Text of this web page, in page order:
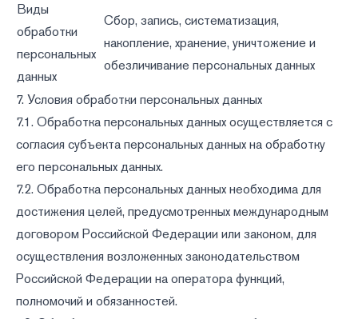
Виды
обработки
персональных
данных
Сбор, запись, систематизация,
накопление, хранение, уничтожение и
обезличивание персональных данных
7. Условия обработки персональных данных
7.1. Обработка персональных данных осуществляется с
согласия субъекта персональных данных на обработку
его персональных данных.
7.2. Обработка персональных данных необходима для
достижения целей, предусмотренных международным
договором Российской Федерации или законом, для
осуществления возложенных законодательством
Российской Федерации на оператора функций,
полномочий и обязанностей.